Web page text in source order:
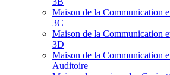
Maison de la Communication
3C
Maison de la Communication
3D
Maison de la Communication
Auditoire